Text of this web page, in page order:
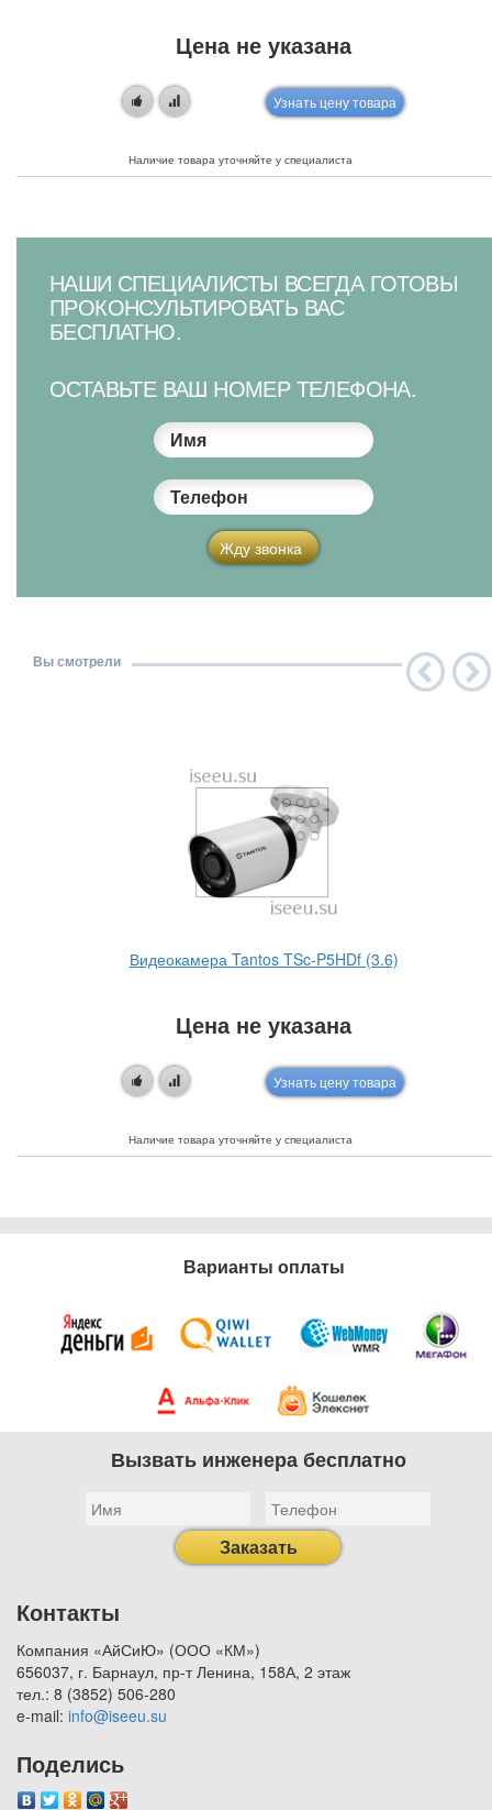
Цена не указана
Узнать цену товара
Наличие товара уточняйте у специалиста
НАШИ СПЕЦИАЛИСТЫ ВСЕГДА ГОТОВЫ
ПРОКОНСУЛЬТИРОВАТЬ ВАС
БЕСПЛАТНО.
ОСТАВЬТЕ ВАШ НОМЕР ТЕЛЕФОНА.
Имя
Телефон
Жду звонка
Вы смотрели
Видеокамера Tantos TSc-P5HDf (3.6)
Цена не указана
Узнать цену товара
Наличие товара уточняйте у специалиста
Варианты оплаты
Вызвать инженера бесплатно
Заказать
Контакты
Компания «АйСиЮ» (ООО «КМ»)
656037, г. Барнаул, пр-т Ленина, 158А, 2 этаж
тел.: 8 (3852) 506-280
e-mail: info@iseeu.su
Поделись